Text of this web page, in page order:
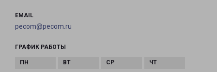
EMAIL
pecom@pecom.ru
ГРАФИК РАБОТЫ